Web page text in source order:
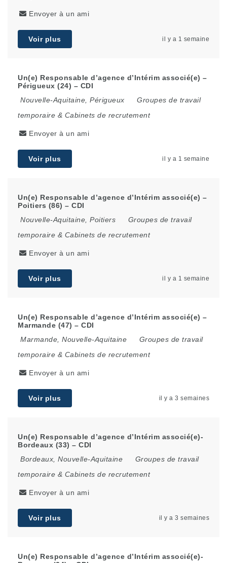
Envoyer à un ami
Voir plus il y a 1 semaine
Un(e) Responsable d’agence d’Intérim associé(e) –
Périgueux (24) – CDI
Nouvelle-Aquitaine Périgueux
Groupes de travail
temporaire & Cabinets de recrutement
Envoyer à un ami
Voir plus il y a 1 semaine
Un(e) Responsable d’agence d’Intérim associé(e) –
Poitiers (86) – CDI
Nouvelle-Aquitaine Poitiers
Groupes de travail
temporaire & Cabinets de recrutement
Envoyer à un ami
Voir plus il y a 1 semaine
Un(e) Responsable d’agence d’Intérim associé(e) –
Marmande (47) – CDI
Marmande Nouvelle-Aquitaine
Groupes de travail
temporaire & Cabinets de recrutement
Envoyer à un ami
Voir plus il y a 3 semaines
Un(e) Responsable d’agence d’Intérim associé(e)-
Bordeaux (33) – CDI
Bordeaux Nouvelle-Aquitaine
Groupes de travail
temporaire & Cabinets de recrutement
Envoyer à un ami
Voir plus il y a 3 semaines
Un(e) Responsable d’agence d’Intérim associé(e)-